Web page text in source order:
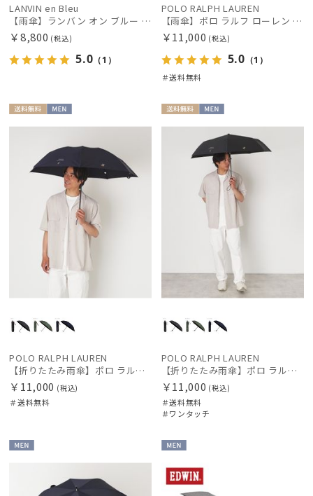
LANVIN en Bleu
【雨傘】ランバン オン ブルー (LANVIN en Bleu) 無地×ロゴ 紳士傘 大きめ70cm
￥8,800 (税込)
5.0 （1）
POLO RALPH LAUREN
【雨傘】ポロ ラルフ ローレン (POLO RALPH LAUREN) ツイル無地×カラーポニー
￥11,000 (税込)
5.0 （1）
＃送料無料
POLO RALPH LAUREN
【折りたたみ雨傘】ポロ ラルフ ローレン (POLO RALPH LAUREN) ツイル無地×カラーポニー
￥11,000 (税込)
＃送料無料
POLO RALPH LAUREN
【折りたたみ雨傘】ポロ ラルフ ローレン (POLO RALPH LAUREN) ツイル無地×カラーポニー 自動開閉 ワンタッチ
￥11,000 (税込)
＃送料無料
＃ワンタッチ